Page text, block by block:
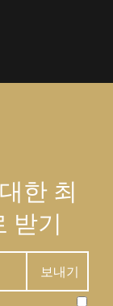
한 최
받기